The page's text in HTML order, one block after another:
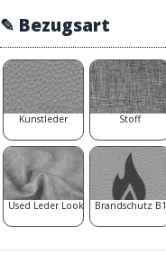
✎ Bezugsart
Kunstleder Stoff
Used Leder Look Brandschutz B1